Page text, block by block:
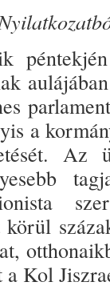
a
Az
a Kol